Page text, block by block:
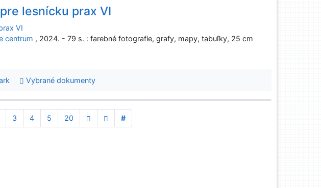
lesnícku prax VI
VI
centrum , 2024. - 79 s. : farebné fotografie, grafy, mapy, tabuľky, 25 cm
Vybrané dokumenty
3 4 5 20 #